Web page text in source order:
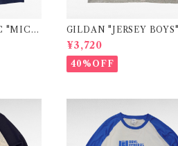
"MICH
shirt
GILDAN "JERSEY
vie print t-shirt
¥3,720
40%OFF